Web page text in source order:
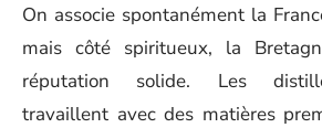
On associe spontanément la
mais côté spiritueux, la
réputation solide. Les
travaillent avec des matières